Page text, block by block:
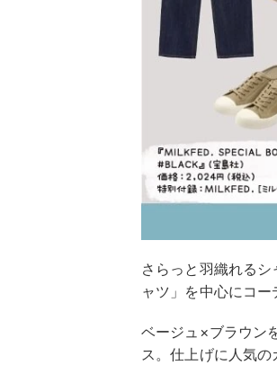
さらっと羽織れる
ャツ」を中心にコー
ベージュ×ブラウン
ス。仕上げに人気